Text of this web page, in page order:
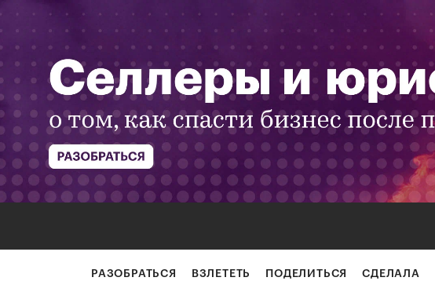
РАЗОБРАТЬСЯ ВЗЛЕТЕТЬ ПОДЕЛИТЬСЯ СДЕЛАЛА